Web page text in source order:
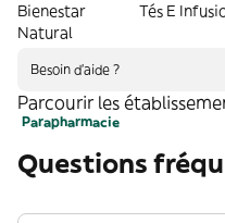
Bienestar
Natural
Tés E
Besoin d'aide ?
Parcourir les
Parapharmacie
Questions